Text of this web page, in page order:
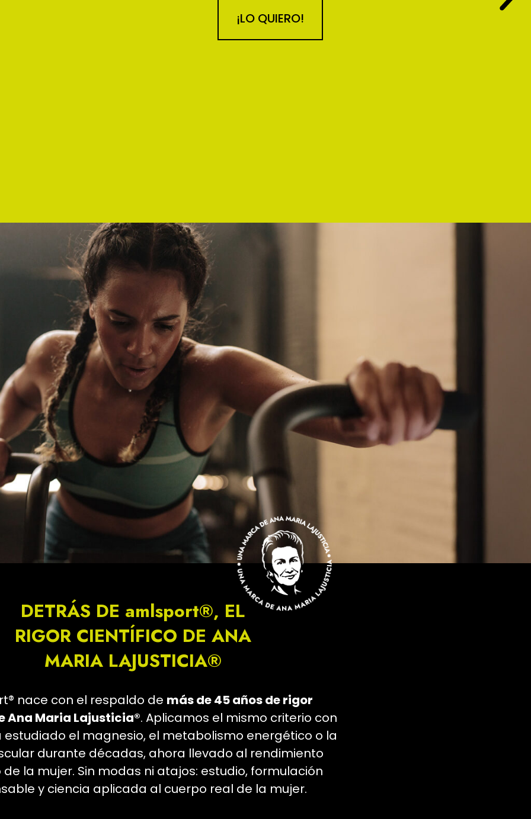
¡LO QUIERO!
DETRÁS DE amlsport®, EL
RIGOR CIENTÍFICO DE ANA
MARIA LAJUSTICIA®
nace con el respaldo de más de 45 años de rigor
Ana Maria Lajusticia®. Aplicamos el mismo criterio con
estudiado el magnesio, el metabolismo energético o la
durante décadas, ahora llevado al rendimiento
la mujer. Sin modas ni atajos: estudio, formulación
y ciencia aplicada al cuerpo real de la mujer.